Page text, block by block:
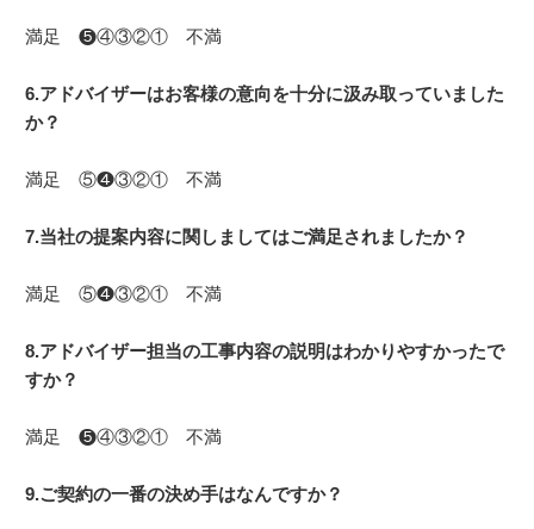
満足 ❺④③②① 不満
6.アドバイザーはお客様の意向を十分に汲み取っていました
か？
満足 ⑤❹③②① 不満
7.当社の提案内容に関しましてはご満足されましたか？
満足 ⑤❹③②① 不満
8.アドバイザー担当の工事内容の説明はわかりやすかったで
すか？
満足 ❺④③②① 不満
9.ご契約の一番の決め手はなんですか？